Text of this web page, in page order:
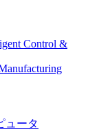
Control &
ュータ